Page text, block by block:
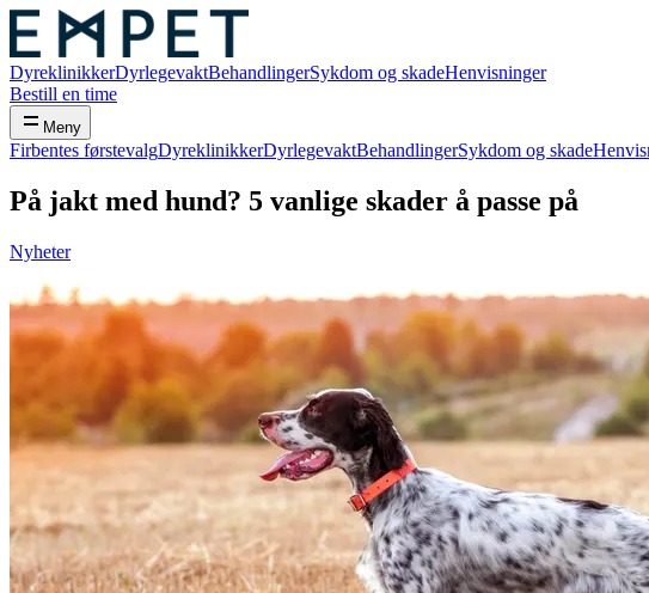
DyreklinikkerDyrlegevaktBehandlingerSykdom og skadeHenvisninger
Bestill en time
Meny
Firbentes førstevalgDyreklinikkerDyrlegevaktBehandlingerSykdom og skade
På jakt med hund? 5 vanlige skader å passe på
Nyheter